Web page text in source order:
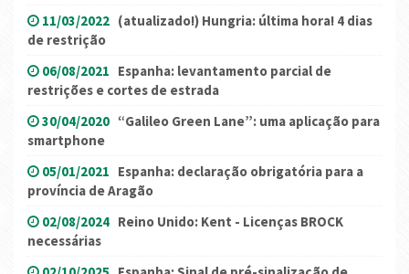
11/03/2022 (atualizado!) Hungria: última hora! 4 dias
de restrição
06/08/2021 Espanha: levantamento parcial de
restrições e cortes de estrada
30/04/2020 “Galileo Green Lane”: uma aplicação para
smartphone
05/01/2021 Espanha: declaração obrigatória para a
província de Aragão
02/08/2024 Reino Unido: Kent - Licenças BROCK
necessárias